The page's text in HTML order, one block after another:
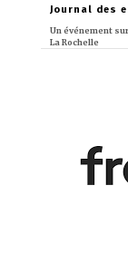
Journal des
Un événement
La Rochelle